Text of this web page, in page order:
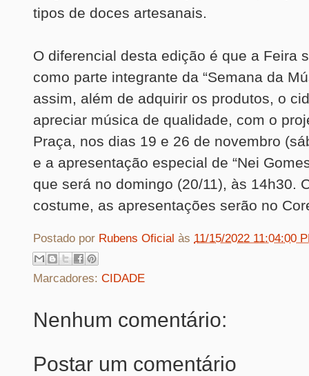
tipos de doces artesanais.
O diferencial desta edição é que a Feira
como parte integrante da “Semana da
assim, além de adquirir os produtos, o
apreciar música de qualidade, com o
Praça, nos dias 19 e 26 de novembro
e a apresentação especial de “Nei
que será no domingo (20/11), às 14h30.
costume, as apresentações serão no
Postado por Rubens Oficial às 11/15/2022 11:04:00
Marcadores: CIDADE
Nenhum comentário:
Postar um comentário